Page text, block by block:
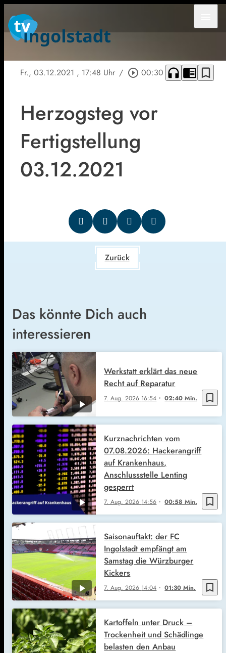
Fr., 03.12.2021 , 17:48 Uhr / play_circle_outline 00:30 headphones chrome_reader_mode bookmark_border
Herzogsteg vor
Fertigstellung
03.12.2021
Zurück
Das könnte Dich auch
interessieren
bookmark_border
7. Aug. 2026 16:54 02:40 Min.
Werkstatt erklärt das neue
Recht auf Reparatur
bookmark_border
7. Aug. 2026 14:56 00:58 Min.
Kurznachrichten vom
07.08.2026: Hackerangriff
auf Krankenhaus,
Anschlussstelle Lenting
gesperrt
bookmark_border
7. Aug. 2026 14:04 01:30 Min.
Saisonauftakt: der FC
Ingolstadt empfängt am
Samstag die Würzburger
Kickers
Kartoffeln unter Druck –
Trockenheit und Schädlinge
belasten den Anbau